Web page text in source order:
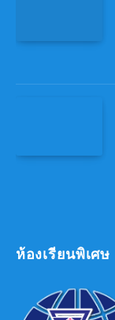
ห้องเรียนพิเศษ